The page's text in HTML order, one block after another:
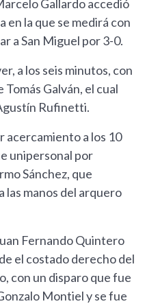
Gallardo accedió
en la que se medirá con
a San Miguel por 3-0.
a los seis minutos, con
Galván, el cual
Rufinetti.
acercamiento a los 10
unipersonal por
Sánchez, que
las manos del arquero
Fernando Quintero
el costado derecho del
con un disparo que fue
Montiel y se fue